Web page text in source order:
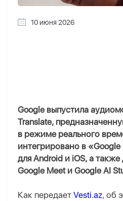
10 июня 2026
Google выпустила
Translate,
в режиме реального
интегрировано в
для Android и iOS, а
Google Meet и Google AI
Как передает Vesti.az, об